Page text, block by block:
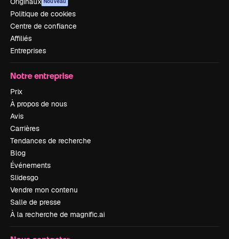
Politique de cookies
Centre de confiance
Affiliés
Entreprises
Notre entreprise
Prix
À propos de nous
Avis
Carrières
Tendances de recherche
Blog
Événements
Slidesgo
Vendre mon contenu
Salle de presse
À la recherche de magnific.ai